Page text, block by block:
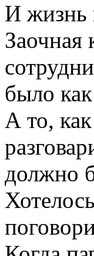
И жизнь
Заочная
было
А то,
должно